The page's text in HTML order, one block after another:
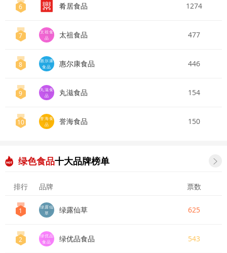
6 肴居食品 1274
7
太祖食
品
太祖食品 477
8
惠尔康
食品
惠尔康食品 446
9
丸滋食
品
丸滋食品 154
10
誉海食
品
誉海食品 150
绿色食品十大品牌榜单 
排行 品牌 票数
1
绿露仙
草
绿露仙草 625
2
绿优品
食品
绿优品食品 543